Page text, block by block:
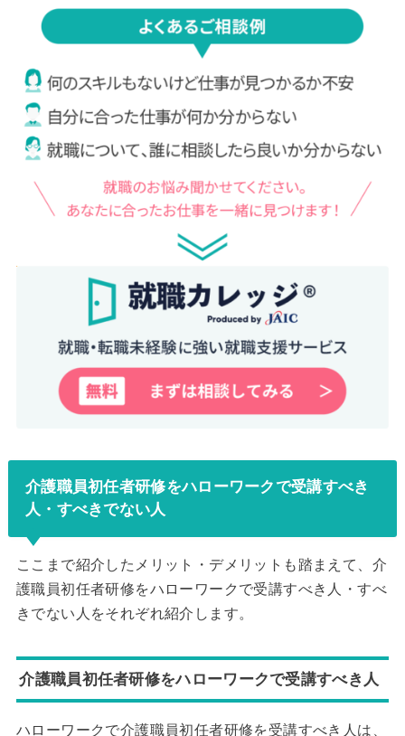
介護職員初任者研修をハローワークで受講すべき
人・すべきでない人
ここまで紹介したメリット・デメリットも踏まえて、介
護職員初任者研修をハローワークで受講すべき人・すべ
きでない人をそれぞれ紹介します。
介護職員初任者研修をハローワークで受講すべき人
ハローワークで介護職員初任者研修を受講すべき人は、